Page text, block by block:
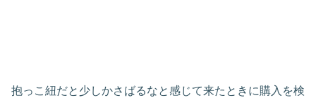
抱っこ紐だと少しかさばるなと感じて来たときに購入を検